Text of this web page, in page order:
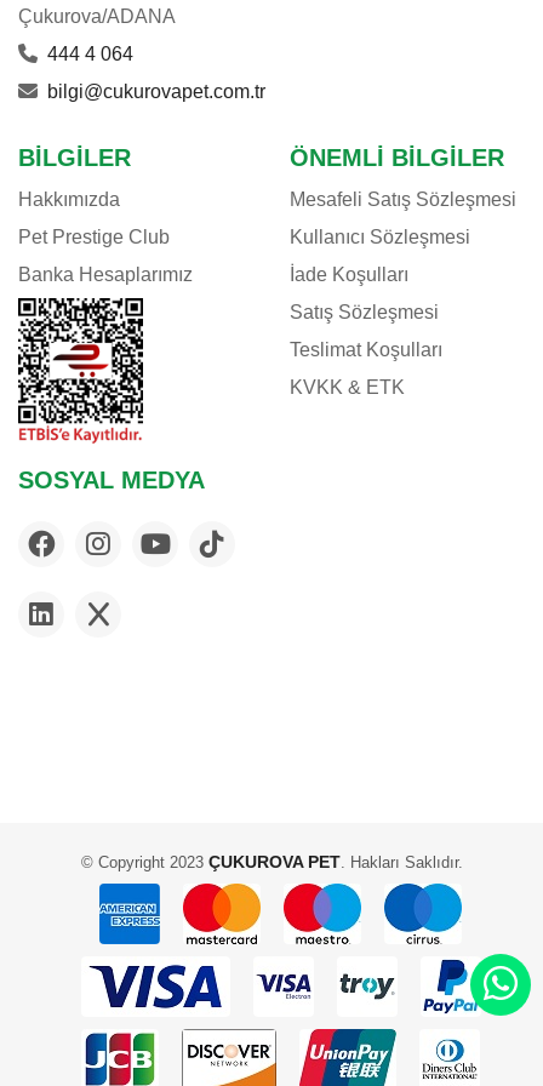
Çukurova/ADANA
444 4 064
bilgi@cukurovapet.com.tr
BILGILER
Hakkımızda
Pet Prestige Club
Banka Hesaplarımız
ÖNEMLI BILGILER
Mesafeli Satış Sözleşmesi
Kullanıcı Sözleşmesi
İade Koşulları
Satış Sözleşmesi
Teslimat Koşulları
KVKK & ETK
SOSYAL MEDYA
© Copyright 2023ÇUKUROVA PET. Hakları Saklıdır.